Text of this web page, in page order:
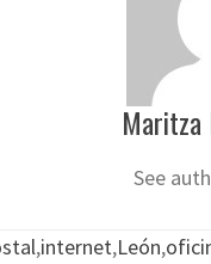
Maritza
See
,internet,León,